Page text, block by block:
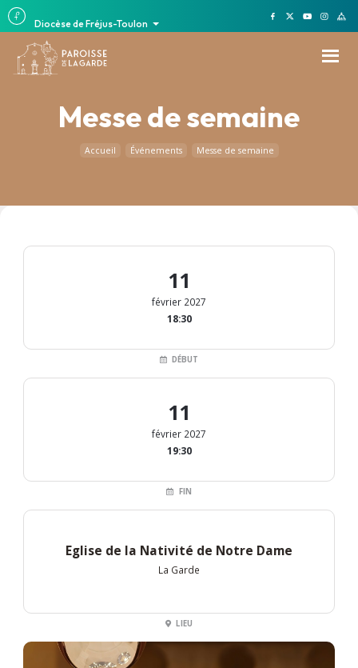
Diocèse de Fréjus-Toulon
Messe de semaine
Accueil Événements Messe de semaine
11
février 2027
18:30
DÉBUT
11
février 2027
19:30
FIN
Eglise de la Nativité de Notre Dame
La Garde
LIEU